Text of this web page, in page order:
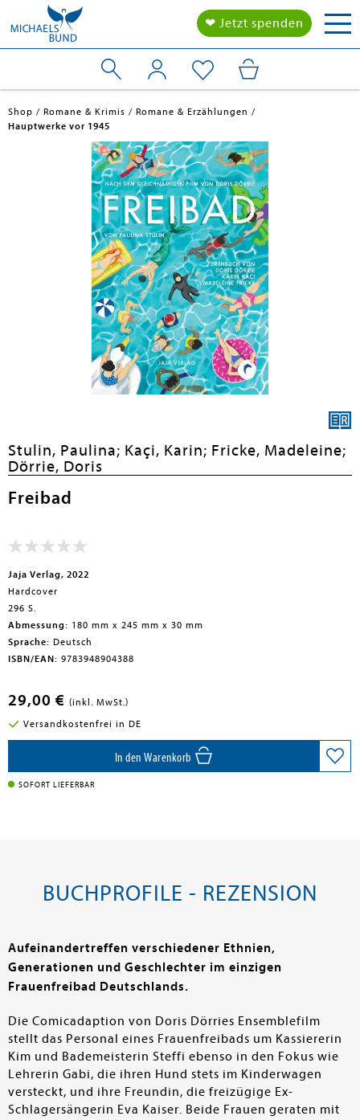
❤ Jetzt spenden
Shop Romane & Krimis
Romane & Erzählungen
Hauptwerke vor 1945
Stulin, Paulina; Kaçi, Karin; Fricke, Madeleine;
Dörrie, Doris
Freibad
Jaja Verlag, 2022
Hardcover
296 S.
Abmessung: 180 mm x 245 mm x 30 mm
Sprache: Deutsch
ISBN/EAN: 9783948904388
29,00 € (inkl. MwSt.)
Versandkostenfrei in DE
In den Warenkorb
SOFORT LIEFERBAR
BUCHPROFILE - REZENSION
Aufeinandertreffen verschiedener Ethnien,
Generationen und Geschlechter im einzigen
Frauenfreibad Deutschlands.
Die Comicadaption von Doris Dörries Ensemblefilm
stellt das Personal eines Frauenfreibads um Kassiererin
Kim und Bademeisterin Steffi ebenso in den Fokus wie
Lehrerin Gabi, die ihren Hund stets im Kinderwagen
versteckt, und ihre Freundin, die freizügige Ex-
Schlagersängerin Eva Kaiser. Beide Frauen geraten mit